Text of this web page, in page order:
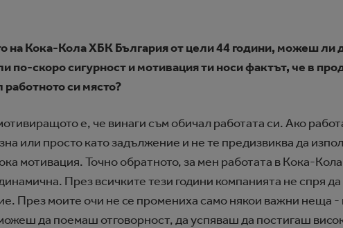
на Кока-Кола ХБК България от цели 44 години, можеш ли
по-скоро сигурност и мотивация ти носи фактът, че в
си място?
е, че винаги съм обичал работата си. Ако
или просто като задължение и не те предизвиква да
мотивация. Точно обратното, за мен работата в Кока-
През всичките тези години компанията не спря
През моите очи не се промениха само някои важни неща -
да поемаш отговорност, да успяваш да постигаш